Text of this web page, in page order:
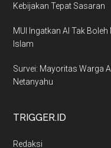
Kebijakan Tepat Sasaran
MUI Ingatkan AI Tak
Islam
Survei: Mayoritas Warga
Netanyahu
TRIGGER.ID
Redaksi